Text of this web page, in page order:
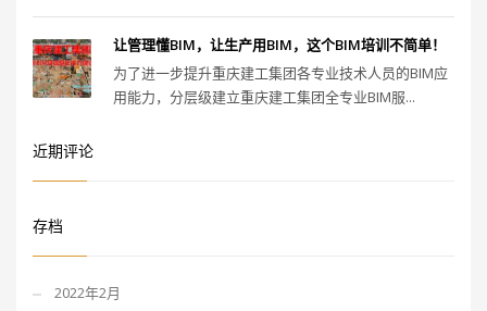
让管理懂BIM，让生产用BIM，这个BIM培训不简单！
为了进一步提升重庆建工集团各专业技术人员的BIM应
用能力，分层级建立重庆建工集团全专业BIM服...
近期评论
存档
2022年2月